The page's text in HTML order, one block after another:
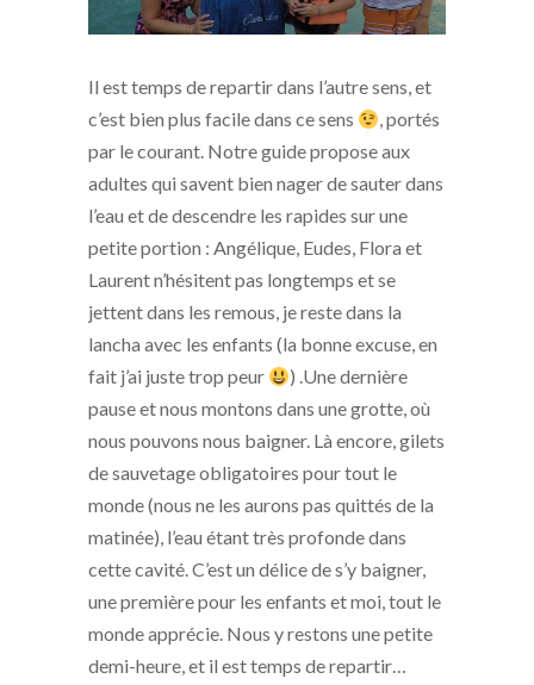
Il est temps de repartir dans l’autre sens, et
c’est bien plus facile dans ce sens
, portés
par le courant. Notre guide propose aux
adultes qui savent bien nager de sauter dans
l’eau et de descendre les rapides sur une
petite portion : Angélique, Eudes, Flora et
Laurent n’hésitent pas longtemps et se
jettent dans les remous, je reste dans la
lancha avec les enfants (la bonne excuse, en
fait j’ai juste trop peur
) .Une dernière
pause et nous montons dans une grotte, où
nous pouvons nous baigner. Là encore, gilets
de sauvetage obligatoires pour tout le
monde (nous ne les aurons pas quittés de la
matinée), l’eau étant très profonde dans
cette cavité. C’est un délice de s’y baigner,
une première pour les enfants et moi, tout le
monde apprécie. Nous y restons une petite
demi-heure, et il est temps de repartir…